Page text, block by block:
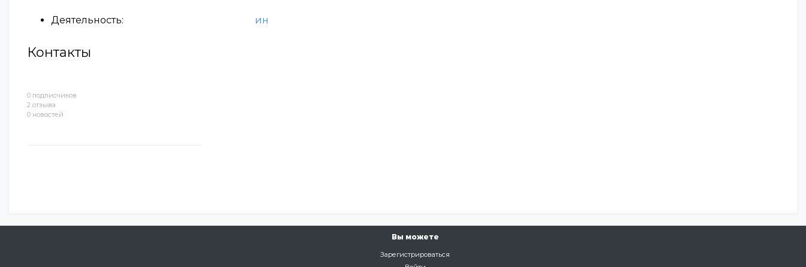
0 подписчиков
2 отзыва
0 новостей
Деятельность: ин
Контакты
Вы можете
Зарегистрироваться